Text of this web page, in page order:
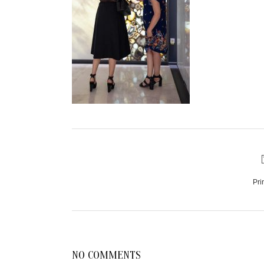
NO COMMENTS